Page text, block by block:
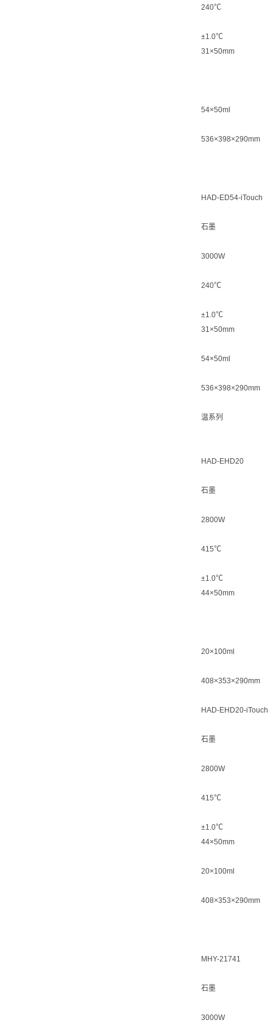
240℃
±1.0℃
31×50mm
54×50ml
536×398×290mm
HAD-ED54-iTouch
石墨
3000W
240℃
±1.0℃
31×50mm
54×50ml
536×398×290mm
温系列
HAD-EHD20
石墨
2800W
415℃
±1.0℃
44×50mm
20×100ml
408×353×290mm
HAD-EHD20-iTouch
石墨
2800W
415℃
±1.0℃
44×50mm
20×100ml
408×353×290mm
MHY-21741
石墨
3000W